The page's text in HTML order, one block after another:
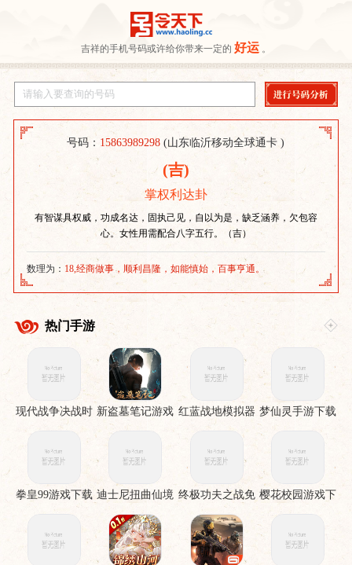
吉祥的手机号码或许给你带来一定的 好运 。
号码： 15863989298 (山东临沂移动全球通卡 )
(吉)
掌权利达卦
有智谋具权威，功成名达，固执己见，自以为是，缺乏涵养，欠包容
心。女性用需配合八字五行。（吉）
数理为： 18,经商做事，顺利昌隆，如能慎始，百事亨通。
热门手游
现代战争决战时
刻手机版
新盗墓笔记游戏 红蓝战地模拟器
手游
梦仙灵手游下载
拳皇99游戏下载 迪士尼扭曲仙境 终极功夫之战免
费版
樱花校园游戏下